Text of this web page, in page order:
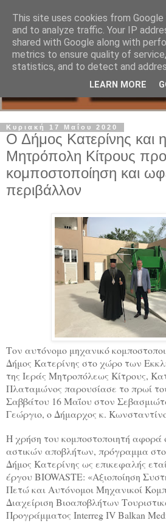
Κυριακή 17 Μαΐου 2020
Ο Δήμος Κατερίνης και
Μητρόπολη Κίτρους
κομποστοποίηση και
περιβάλλον
Τον αυτόνομο μηχανικό
Δήμος Κατερίνης στο χώρο των
της Ιεράς Μητροπόλεως Κίτρους,
Πλαταμώνος παρουσίασε το πρωί
Σαββάτου 16 Μαΐου στον
Γεώργιο, ο Δήμαρχος κ.
Η χρήση του κομποστοποιητή αφορά
αστικών αποβλήτων, πρόγραμμα στο
Δήμος Κατερίνης ως επικεφαλής
έργου BIOWASTE: «Αξιοποίηση
Πετώ και Αυτόνομοι Μηχανικοί
Διαχείριση Βιοαποβλήτων
Προγράμματος Interreg IV Balkan
This site uses cookies from
and to analyze traffic. Your IP
shared with Google along with
metrics to ensure quality of
statistics, and to detect and
LEARN MORE